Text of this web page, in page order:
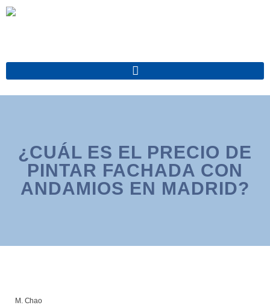
¿CUÁL ES EL PRECIO DE
PINTAR FACHADA CON
ANDAMIOS EN MADRID?
M. Chao